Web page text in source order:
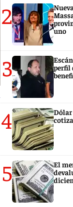
2
uno
3
perfil
4
Dólar
5
El